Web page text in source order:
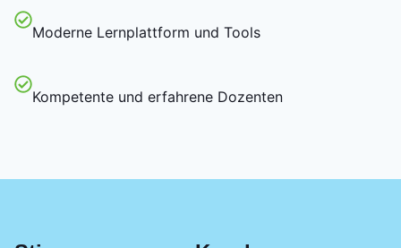
Moderne Lernplattform und Tools
Kompetente und erfahrene Dozenten